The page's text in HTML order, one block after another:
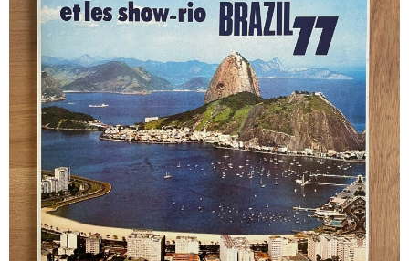
取り置きなどについて
Categories
New Arrivals
新譜
GG RECORD （当店のレーベル）
全商品
JAZZ-US